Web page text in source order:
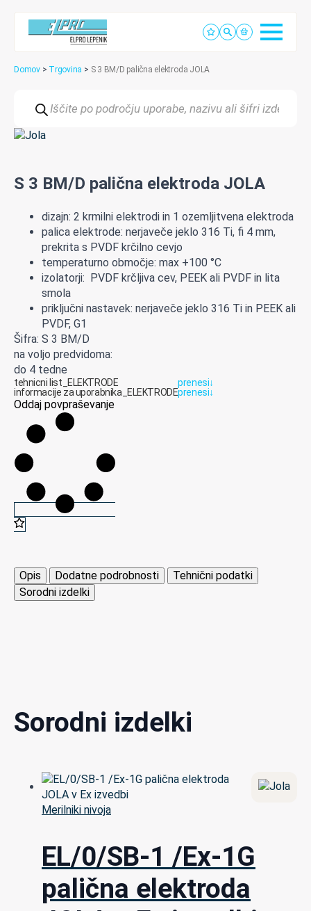
Domov > Trgovina > S 3 BM/D palična elektroda JOLA
search
S 3 BM/D palična elektroda JOLA
dizajn: 2 krmilni elektrodi in 1 ozemljitvena elektroda
palica elektrode: nerjaveče jeklo 316 Ti, fi 4 mm,
prekrita s PVDF krčilno cevjo
temperaturno območje: max +100 °C
izolatorji: PVDF krčljiva cev, PEEK ali PVDF in lita
smola
priključni nastavek: nerjaveče jeklo 316 Ti in PEEK ali
PVDF, G1
Šifra: S 3 BM/D
na voljo predvidoma:
do 4 tedne
tehnicni list_ELEKTRODE prenesi↓
informacije za uporabnika_ELEKTRODEprenesi↓
Oddaj povpraševanje
Opis Dodatne podrobnosti
Tehnični podatki
Sorodni izdelki
Sorodni izdelki
Merilniki nivoja
EL/0/SB-1 /Ex-1G
palična elektroda